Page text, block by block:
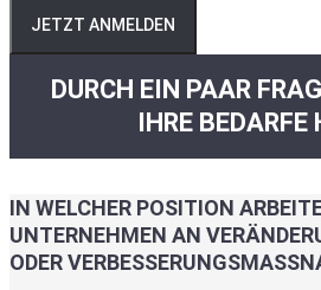
JETZT ANMELDEN
DURCH EIN PAAR
IHRE BEDARFE
IN WELCHER POSITION
UNTERNEHMEN AN
ODER